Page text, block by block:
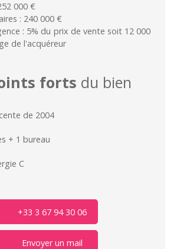
000 €
: 240 000 €
: 5% du prix de vente soit 12 000
de l'acquéreur
forts du bien
de 2004
+ 1 bureau
C
+33 3 67 94 30 06
Envoyer un mail